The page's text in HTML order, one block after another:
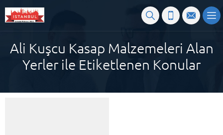
Ali Kuşcu Kasap Malzemeleri Alan
Yerler ile Etiketlenen Konular